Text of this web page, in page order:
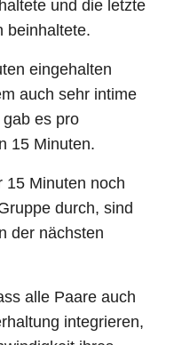
und die letzte
beinhaltete.
eingehalten
auch sehr intime
es pro
15 Minuten.
15 Minuten noch
durch, sind
der nächsten
alle Paare auch
integrieren,